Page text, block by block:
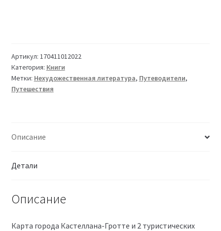
Артикул: 170411012022
Категория: Книги
Метки: Нехудожественная литература, Путеводители,
Путешествия
Описание
Детали
Описание
Карта города Кастеллана-Гротте и 2 туристических